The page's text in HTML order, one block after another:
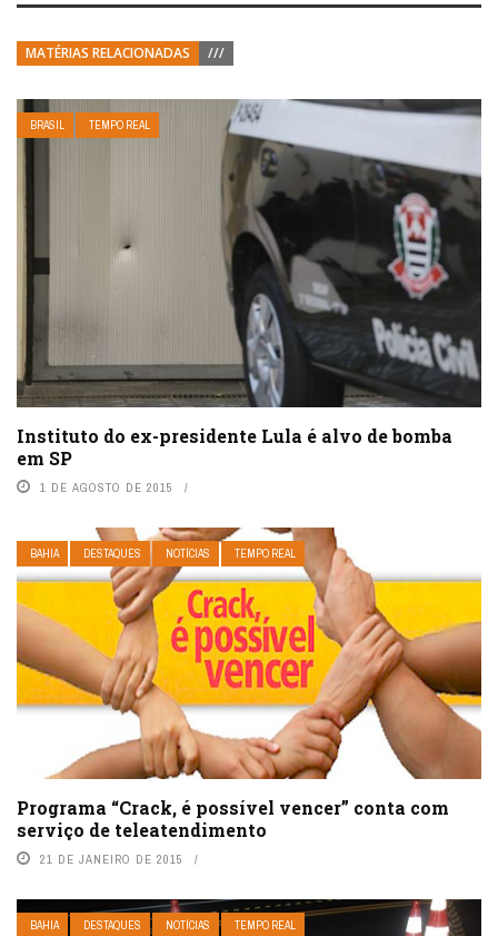
MATÉRIAS RELACIONADAS ///
BRASIL TEMPO REAL
Instituto do ex-presidente Lula é alvo de bomba
em SP
1 DE AGOSTO DE 2015
BAHIA DESTAQUES NOTÍCIAS TEMPO REAL
Programa “Crack, é possível vencer” conta com
serviço de teleatendimento
21 DE JANEIRO DE 2015
BAHIA DESTAQUES NOTÍCIAS TEMPO REAL